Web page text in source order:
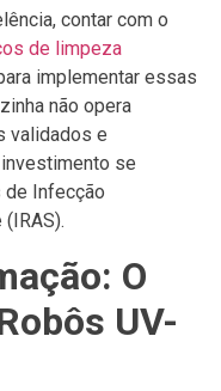
contar com o
de limpeza
implementar essas
não opera
validados e
se
de Infecção
O
UV-